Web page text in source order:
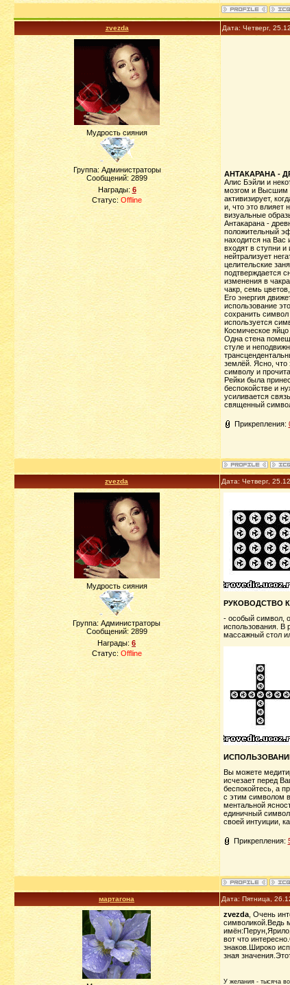
zvezda Дата: Четверг,
Мудрость сияния
Группа: Администраторы
Сообщений: 2899
Награды: 6
Статус:Offline
АНТАКАРАНА -
Алис Бэйли и
мозгом и Высшим
активизирует,
и, что это влияет
визуальные
Антакарана -
положительный
находится на Вас
входят в ступни и
нейтрализует
целительские
подтверждается
изменения в
чакр, семь
Его энергия
использование
сохранить
используется
Космическое
Одна стена
стуле и
землёй. Ясно, что
символу и
Рейки была
беспокойстве и
усиливается
священный
Прикрепления:
zvezda Дата: Четверг,
Мудрость сияния
Группа: Администраторы
Сообщений: 2899
Награды: 6
Статус:Offline
РУКОВОДСТВО К
- особый символ,
использования. В
массажный стол
Вы можете
исчезает перед
беспокойтесь, а
с этим символом
ментальной
единичный
своей интуиции,
Прикрепления:
мартагона Дата: Пятница,
zvezda, Очень
символикой.Ведь
вот что
знаков.Широко
зная
У желания - тысяча